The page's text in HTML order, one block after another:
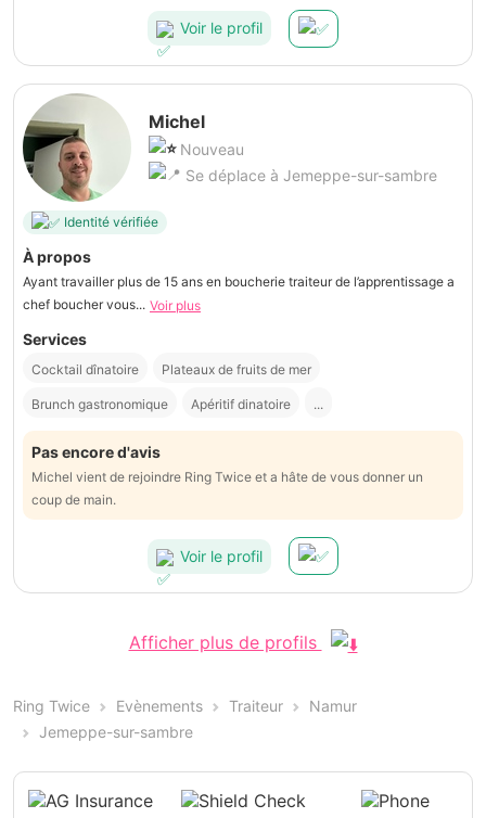
Voir le profil
Michel
Nouveau
Se déplace à Jemeppe-sur-sambre
Identité vérifiée
À propos
Ayant travailler plus de 15 ans en boucherie traiteur de l’apprentissage a
chef boucher vous... Voir plus
Services
Cocktail dînatoire Plateaux de fruits de mer
Brunch gastronomique Apéritif dinatoire ...
Pas encore d'avis
Michel vient de rejoindre Ring Twice et a hâte de vous donner un
coup de main.
Voir le profil
Afficher plus de profils
Ring Twice Evènements Traiteur
Namur
Jemeppe-sur-sambre